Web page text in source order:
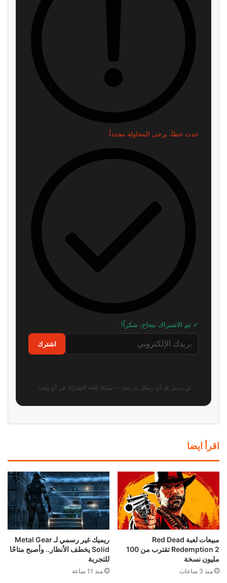
حدث خطأ، يرجى المحاولة مجدداً.
✓ تم الاشتراك بنجاح، شكراً!
اشترك
لن نرسل لك أي رسائل مزعجة — يمكنك إلغاء الاشتراك في أي وقت.
اقرأ ايضا
مبيعات لعبة Red Dead
Redemption 2 تقترب من 100
مليون نسخة
منذ 3 ساعات
ريميك غير رسمي لـ Metal Gear
Solid يخطف الأنظار.. وأصبح متاحًا
للتجربة
منذ 11 ساعة